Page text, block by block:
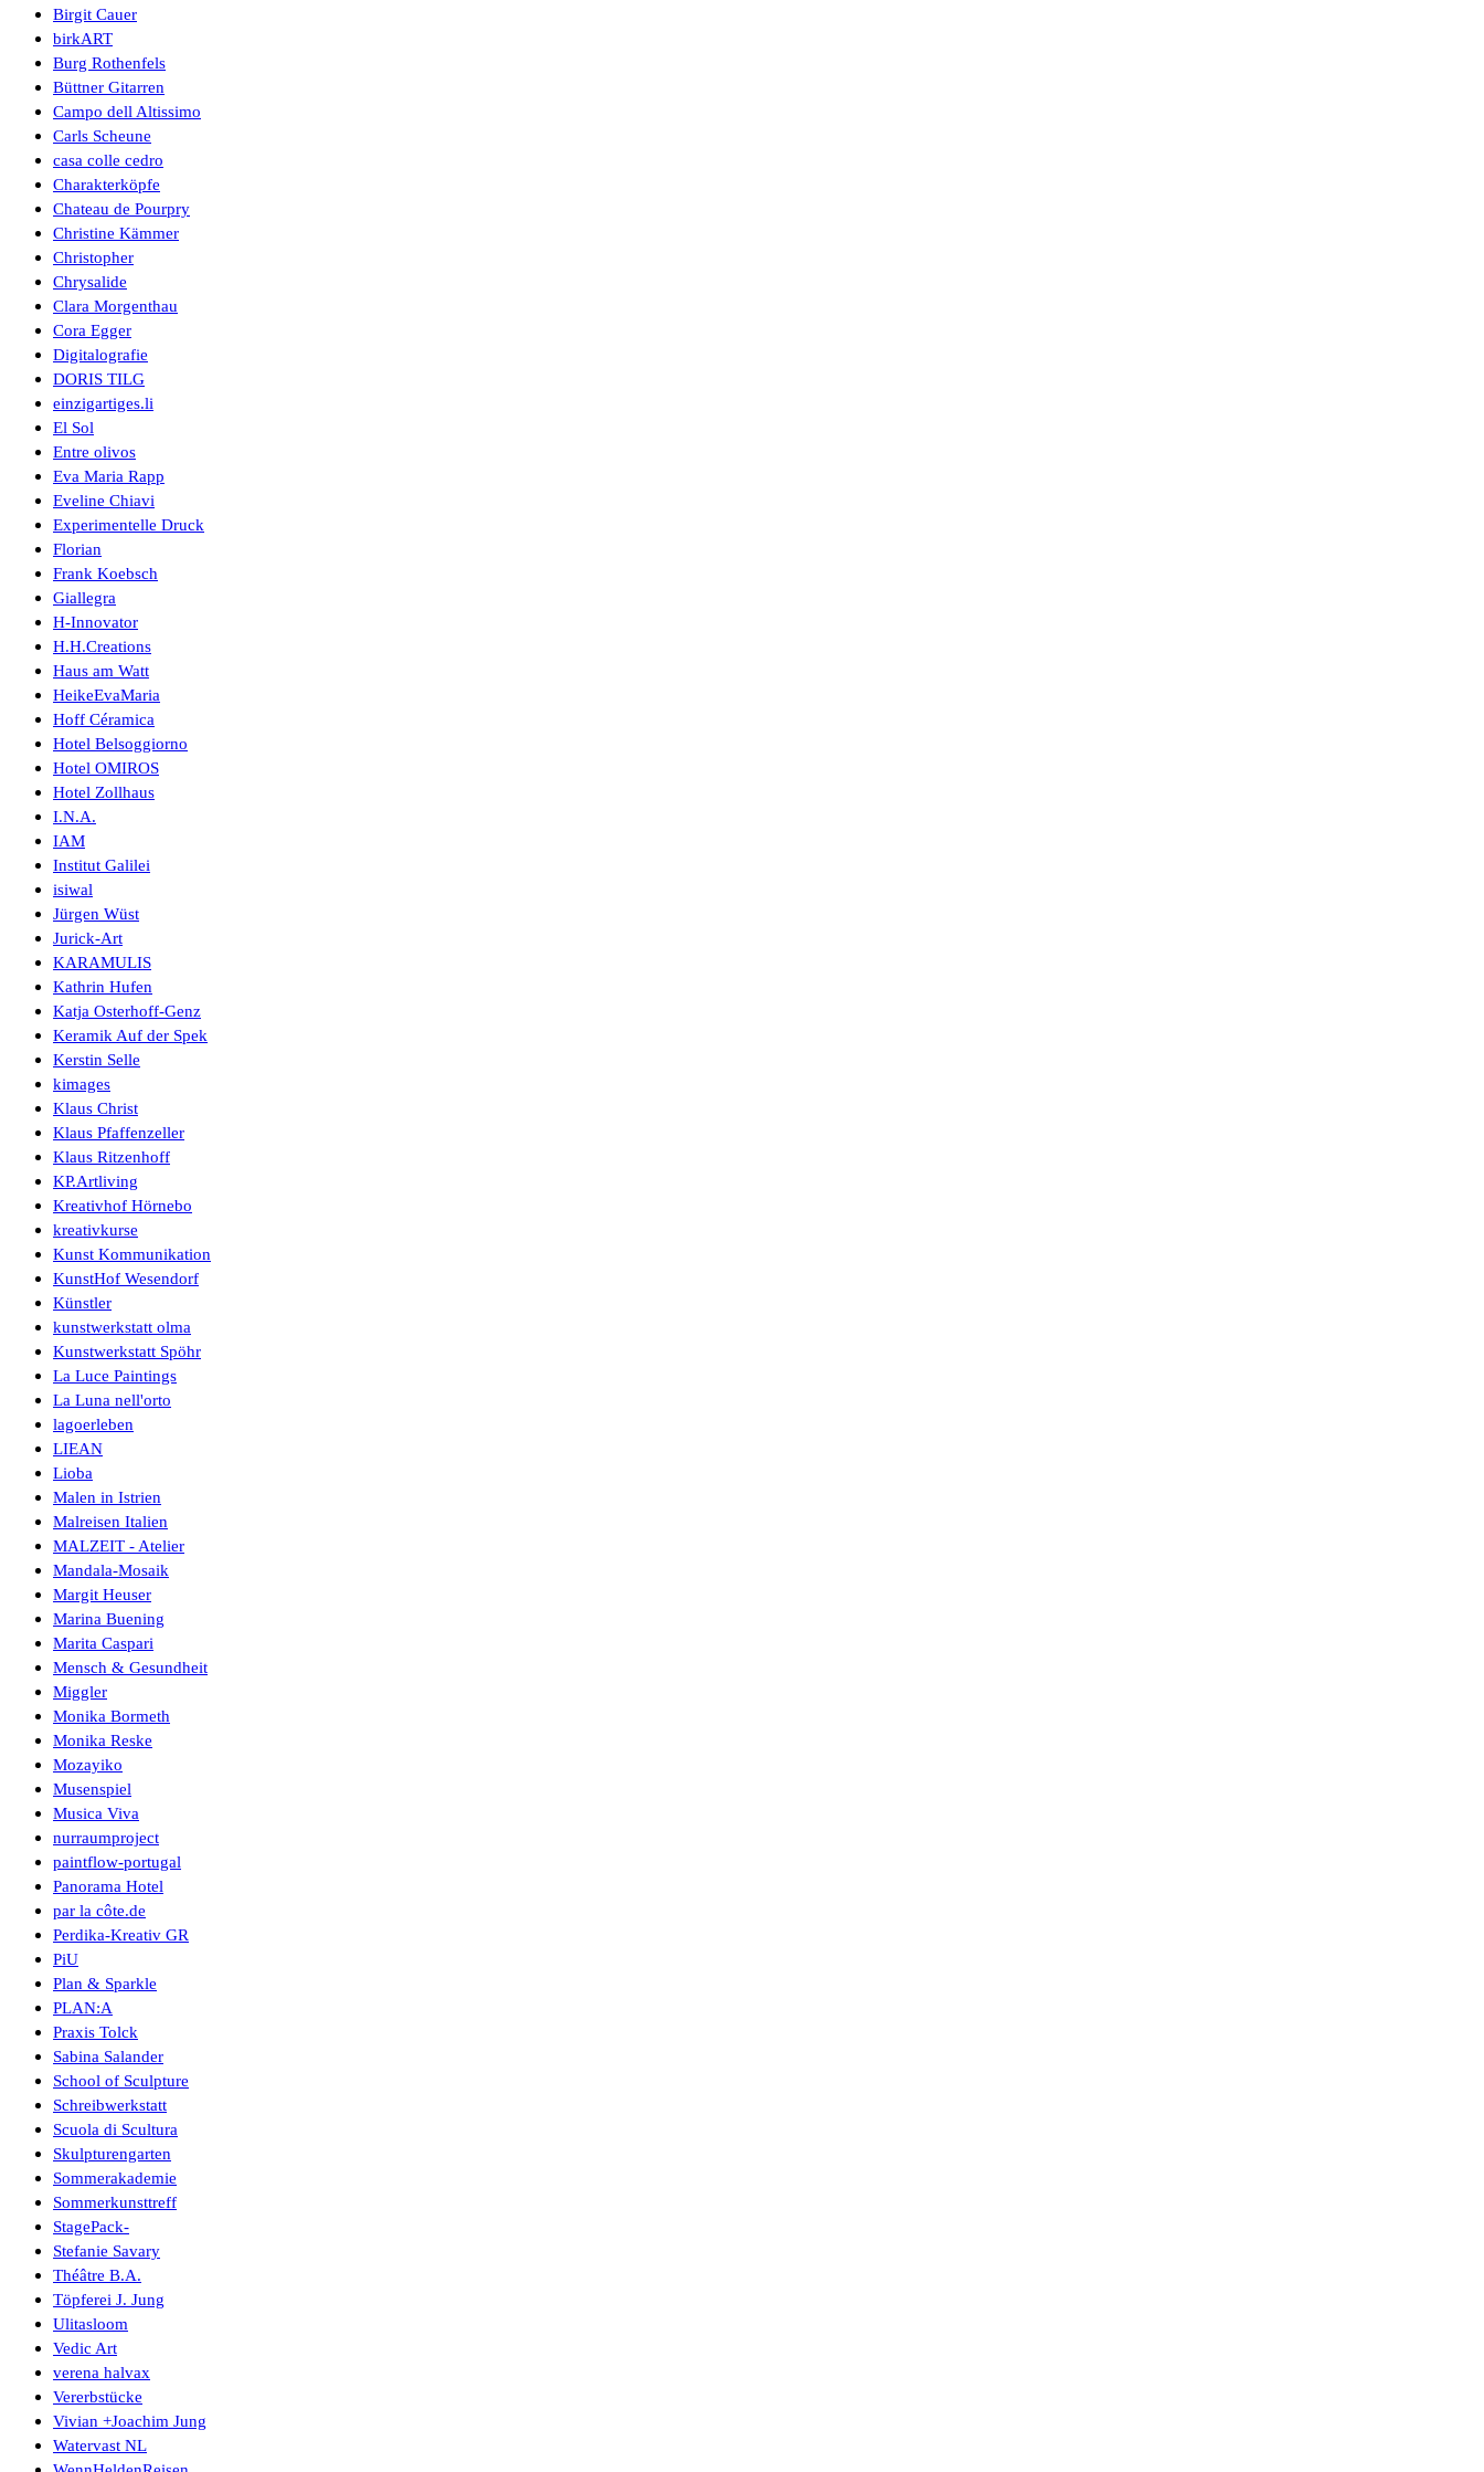
Birgit Cauer
birkART
Burg Rothenfels
Büttner Gitarren
Campo dell Altissimo
Carls Scheune
casa colle cedro
Charakterköpfe
Chateau de Pourpry
Christine Kämmer
Christopher
Chrysalide
Clara Morgenthau
Cora Egger
Digitalografie
DORIS TILG
einzigartiges.li
El Sol
Entre olivos
Eva Maria Rapp
Eveline Chiavi
Experimentelle Druck
Florian
Frank Koebsch
Giallegra
H-Innovator
H.H.Creations
Haus am Watt
HeikeEvaMaria
Hoff Céramica
Hotel Belsoggiorno
Hotel OMIROS
Hotel Zollhaus
I.N.A.
IAM
Institut Galilei
isiwal
Jürgen Wüst
Jurick-Art
KARAMULIS
Kathrin Hufen
Katja Osterhoff-Genz
Keramik Auf der Spek
Kerstin Selle
kimages
Klaus Christ
Klaus Pfaffenzeller
Klaus Ritzenhoff
KP.Artliving
Kreativhof Hörnebo
kreativkurse
Kunst Kommunikation
KunstHof Wesendorf
Künstler
kunstwerkstatt olma
Kunstwerkstatt Spöhr
La Luce Paintings
La Luna nell'orto
lagoerleben
LIEAN
Lioba
Malen in Istrien
Malreisen Italien
MALZEIT - Atelier
Mandala-Mosaik
Margit Heuser
Marina Buening
Marita Caspari
Mensch & Gesundheit
Miggler
Monika Bormeth
Monika Reske
Mozayiko
Musenspiel
Musica Viva
nurraumproject
paintflow-portugal
Panorama Hotel
par la côte.de
Perdika-Kreativ GR
PiU
Plan & Sparkle
PLAN:A
Praxis Tolck
Sabina Salander
School of Sculpture
Schreibwerkstatt
Scuola di Scultura
Skulpturengarten
Sommerakademie
Sommerkunsttreff
StagePack-
Stefanie Savary
Théâtre B.A.
Töpferei J. Jung
Ulitasloom
Vedic Art
verena halvax
Vererbstücke
Vivian +Joachim Jung
Watervast NL